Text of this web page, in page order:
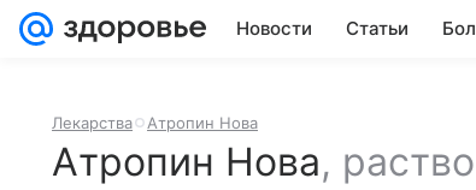
Новости Статьи
Лекарства Атропин Нова
Атропин Нова,